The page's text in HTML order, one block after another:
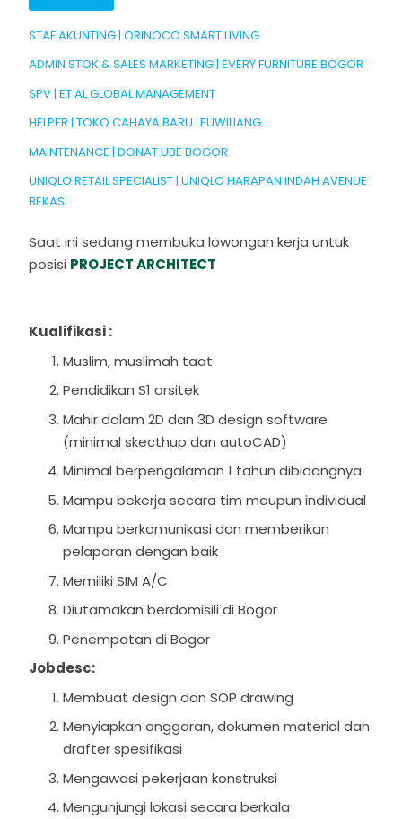
STAF AKUNTING | ORINOCO SMART LIVING
ADMIN STOK & SALES MARKETING | EVERY FURNITURE BOGOR
SPV | ET AL GLOBAL MANAGEMENT
HELPER | TOKO CAHAYA BARU LEUWILIANG
MAINTENANCE | DONAT UBE BOGOR
UNIQLO RETAIL SPECIALIST | UNIQLO HARAPAN INDAH AVENUE
BEKASI
Saat ini sedang membuka lowongan kerja untuk
posisi PROJECT ARCHITECT
Kualifikasi :
Muslim, muslimah taat
Pendidikan S1 arsitek
Mahir dalam 2D dan 3D design software
(minimal skecthup dan autoCAD)
Minimal berpengalaman 1 tahun dibidangnya
Mampu bekerja secara tim maupun individual
Mampu berkomunikasi dan memberikan
pelaporan dengan baik
Memiliki SIM A/C
Diutamakan berdomisili di Bogor
Penempatan di Bogor
Jobdesc:
Membuat design dan SOP drawing
Menyiapkan anggaran, dokumen material dan
drafter spesifikasi
Mengawasi pekerjaan konstruksi
Mengunjungi lokasi secara berkala